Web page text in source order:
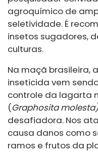
agroquímico de
seletividade. É
insetos sugadores,
culturas.
Na maçã brasileira,
inseticida vem
controle da lagarta
(Graphosita
desafiadora. Nos
causa danos como
ramos e frutos da